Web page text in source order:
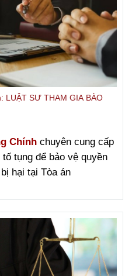
LUẬT SƯ THAM GIA BÀO
Chính chuyên cung cấp
tụng để bảo vệ quyền
hại tại Tòa án